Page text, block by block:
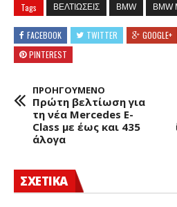
Tags ΒΕΛΤΙΩΣΕΙΣ BMW BMW
FACEBOOK TWITTER GOOGLE+
PINTEREST
ΠΡΟΗΓΟΥΜΕΝΟ
Πρώτη βελτίωση για
τη νέα Mercedes E-
Class με έως και 435
άλογα
ΣΧΕΤΙΚΑ